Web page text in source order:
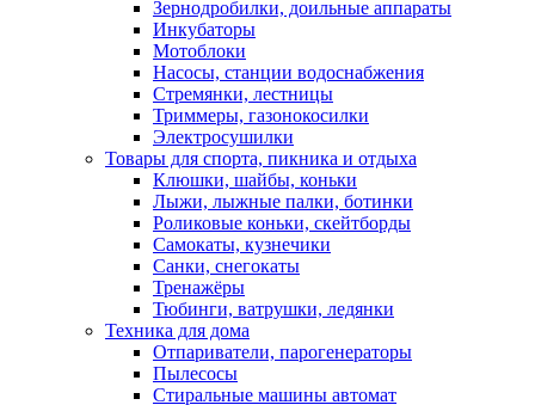
Зернодробилки, доильные аппараты
Инкубаторы
Мотоблоки
Насосы, станции водоснабжения
Стремянки, лестницы
Триммеры, газонокосилки
Электросушилки
Товары для спорта, пикника и отдыха
Клюшки, шайбы, коньки
Лыжи, лыжные палки, ботинки
Роликовые коньки, скейтборды
Самокаты, кузнечики
Санки, снегокаты
Тренажёры
Тюбинги, ватрушки, ледянки
Техника для дома
Отпариватели, парогенераторы
Пылесосы
Стиральные машины автомат